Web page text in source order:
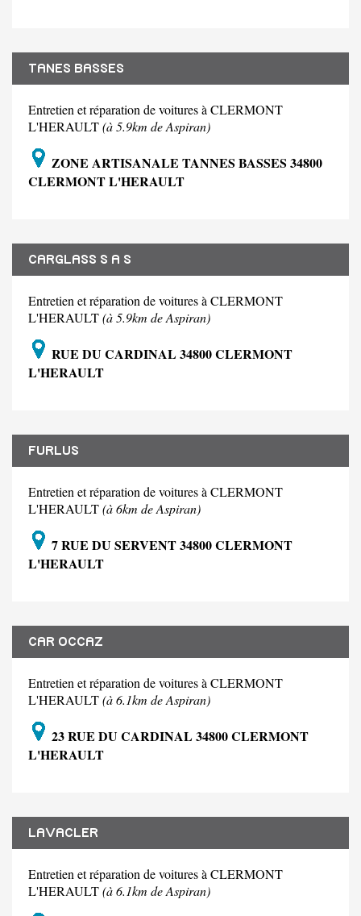
TANES BASSES
Entretien et réparation de voitures à CLERMONT
L'HERAULT(à 5.9km de Aspiran)
ZONE ARTISANALE TANNES BASSES 34800
CLERMONT L'HERAULT
CARGLASS S A S
Entretien et réparation de voitures à CLERMONT
L'HERAULT(à 5.9km de Aspiran)
RUE DU CARDINAL 34800 CLERMONT
L'HERAULT
FURLUS
Entretien et réparation de voitures à CLERMONT
L'HERAULT(à 6km de Aspiran)
7 RUE DU SERVENT 34800 CLERMONT
L'HERAULT
CAR OCCAZ
Entretien et réparation de voitures à CLERMONT
L'HERAULT(à 6.1km de Aspiran)
23 RUE DU CARDINAL 34800 CLERMONT
L'HERAULT
LAVACLER
Entretien et réparation de voitures à CLERMONT
L'HERAULT(à 6.1km de Aspiran)